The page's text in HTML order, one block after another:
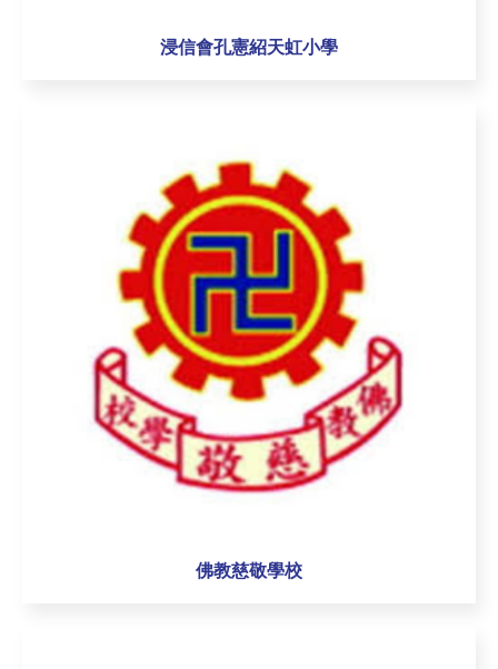
浸信會孔憲紹天虹小學
佛教慈敬學校